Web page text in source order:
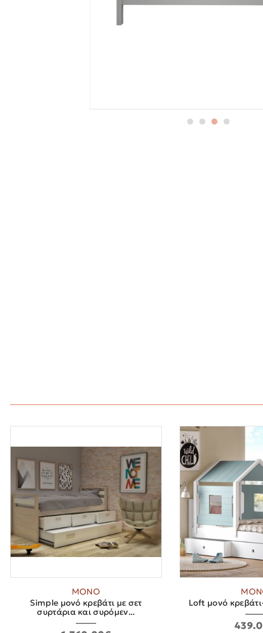
ΜΟΝΟ
Simple μονό κρεβάτι με σετ
συρτάρια και συρόμεν...
Loft μονό